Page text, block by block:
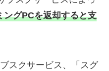
ングPCを返却すると支
スクサービス、「スグ